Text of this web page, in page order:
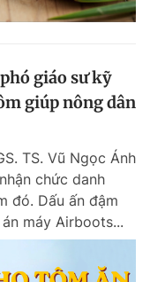
giáo sư kỹ
giúp nông dân
TS. Vũ Ngọc Ánh
chức danh
đó. Dấu ấn đậm
máy Airboots...